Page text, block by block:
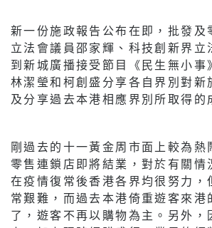
新一份施政報告公布在即，批發及
立法會議員邵家輝、科技創新界立
到新城廣播接受節目《民生無小事
林潔瑩和柯創盛分享各自界別對新
及分享過去本港相應界別所取得的
剛過去的十一黃金周市面上較為熱
零售連鎖店即將結業，對於有關情
在疫情復常後香港各界均很努力，
常艱難，而過去本港倚重遊客來港
了，遊客不再以購物為主。另外，